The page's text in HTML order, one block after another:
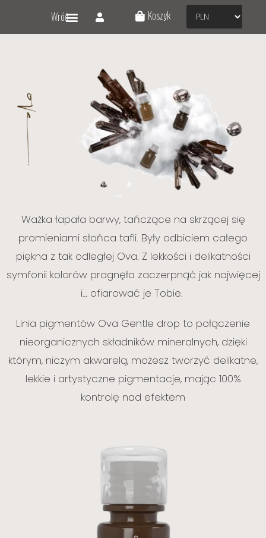
Wróć Koszyk
Ważka łapała barwy, tańczące na skrzącej się
promieniami słońca tafli. Były odbiciem całego
piękna z tak odległej Ova. Z lekkości i delikatności
symfonii kolorów pragnęła zaczerpnąć jak najwięcej
i… ofiarować je Tobie.
Linia pigmentów Ova Gentle drop to połączenie
nieorganicznych składników mineralnych, dzięki
którym, niczym akwarelą, możesz tworzyć delikatne,
lekkie i artystyczne pigmentacje, mając 100%
kontrolę nad efektem